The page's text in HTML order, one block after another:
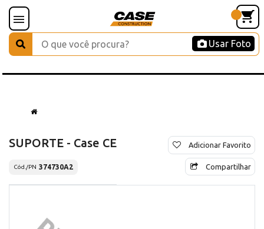
Usar Foto
SUPORTE - Case CE
Cód./PN 374730A2
Adicionar Favorito
Compartilhar